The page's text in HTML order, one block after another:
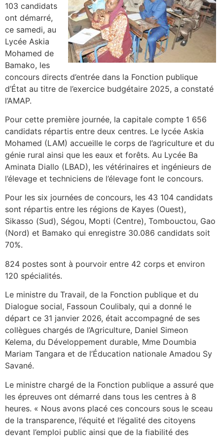
103 candidats
ont démarré,
ce samedi, au
Lycée Askia
Mohamed de
Bamako, les
concours directs d’entrée dans la Fonction publique
d’État au titre de l’exercice budgétaire 2025, a constaté
l’AMAP.
Pour cette première journée, la capitale compte 1 656
candidats répartis entre deux centres. Le lycée Askia
Mohamed (LAM) accueille le corps de l’agriculture et du
génie rural ainsi que les eaux et forêts. Au Lycée Ba
Aminata Diallo (LBAD), les vétérinaires et ingénieurs de
l’élevage et techniciens de l’élevage font le concours.
Pour les six journées de concours, les 43 104 candidats
sont répartis entre les régions de Kayes (Ouest),
Sikasso (Sud), Ségou, Mopti (Centre), Tombouctou, Gao
(Nord) et Bamako qui enregistre 30.086 candidats soit
70%.
824 postes sont à pourvoir entre 42 corps et environ
120 spécialités.
Le ministre du Travail, de la Fonction publique et du
Dialogue social, Fassoun Coulibaly, qui a donné le
départ ce 31 janvier 2026, était accompagné de ses
collègues chargés de l’Agriculture, Daniel Simeon
Kelema, du Développement durable, Mme Doumbia
Mariam Tangara et de l’Éducation nationale Amadou Sy
Savané.
Le ministre chargé de la Fonction publique a assuré que
les épreuves ont démarré dans tous les centres à 8
heures. « Nous avons placé ces concours sous le sceau
de la transparence, l’équité et l’égalité des citoyens
devant l’emploi public ainsi que de la fiabilité des